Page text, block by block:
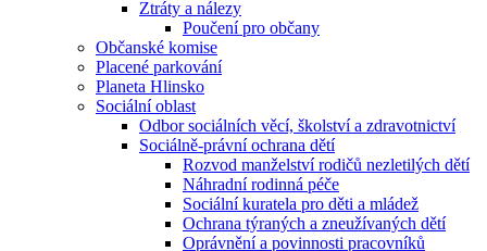
Ztráty a nálezy
Poučení pro občany
Občanské komise
Placené parkování
Planeta Hlinsko
Sociální oblast
Odbor sociálních věcí, školství a zdravotnictví
Sociálně-právní ochrana dětí
Rozvod manželství rodičů nezletilých dětí
Náhradní rodinná péče
Sociální kuratela pro děti a mládež
Ochrana týraných a zneužívaných dětí
Oprávnění a povinnosti pracovníků